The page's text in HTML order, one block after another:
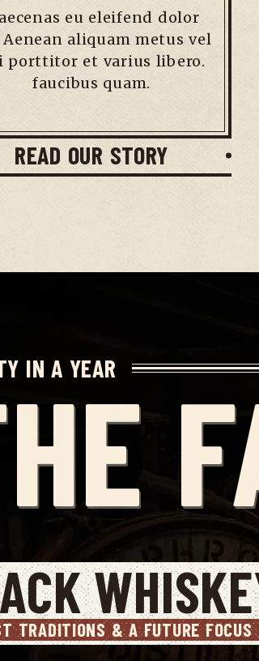
eu eleifend dolor
Aenean aliquam metus vel
porttitor et varius libero.
faucibus quam.
READ OUR STORY
IN A YEAR
TRADITIONS & A FUTURE FOCUS